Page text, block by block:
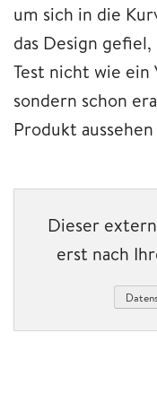
um sich in die
das Design
Test nicht wie ein
sondern schon
Produkt
Dieser
erst nach